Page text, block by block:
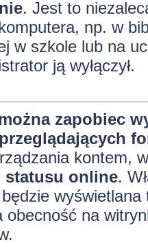
. Jest to
np. w
w szkole lub na
ją wyłączył.
zapobiec
kontem,
statusu online.
obecność na